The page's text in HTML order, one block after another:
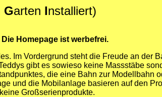
Garten Installiert)
Die Homepage ist werbefrei.
Im Vordergrund steht die Freude an der
gibt es sowieso keine Massstäbe
die eine Bahn zur Modellbahn
und die Mobilanlage basieren auf den
Großserienprodukte.